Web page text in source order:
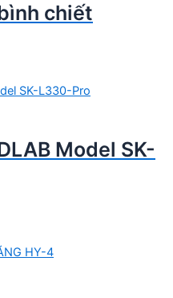
chiết
Model SK-